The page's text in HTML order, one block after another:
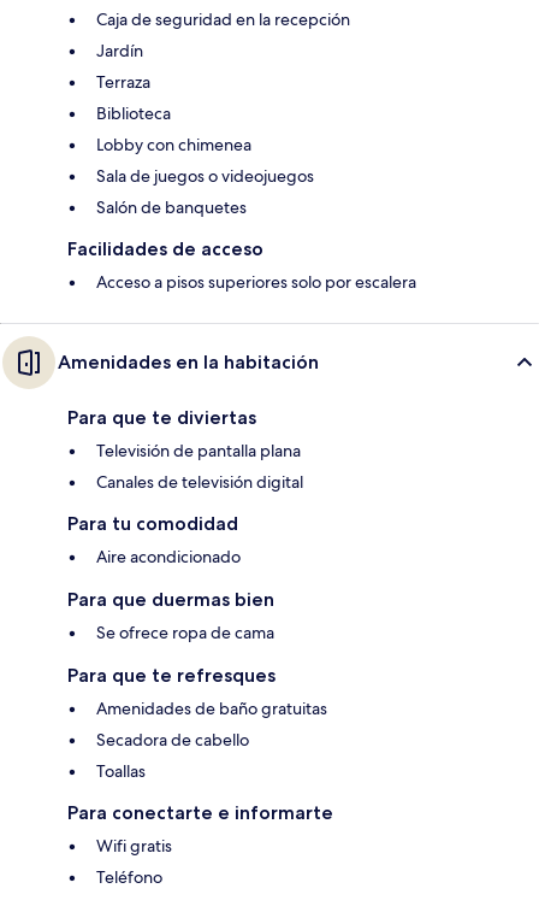
Caja de seguridad en la recepción
Jardín
Terraza
Biblioteca
Lobby con chimenea
Sala de juegos o videojuegos
Salón de banquetes
Facilidades de acceso
Acceso a pisos superiores solo por escalera
Amenidades en la habitación
Para que te diviertas
Televisión de pantalla plana
Canales de televisión digital
Para tu comodidad
Aire acondicionado
Para que duermas bien
Se ofrece ropa de cama
Para que te refresques
Amenidades de baño gratuitas
Secadora de cabello
Toallas
Para conectarte e informarte
Wifi gratis
Teléfono